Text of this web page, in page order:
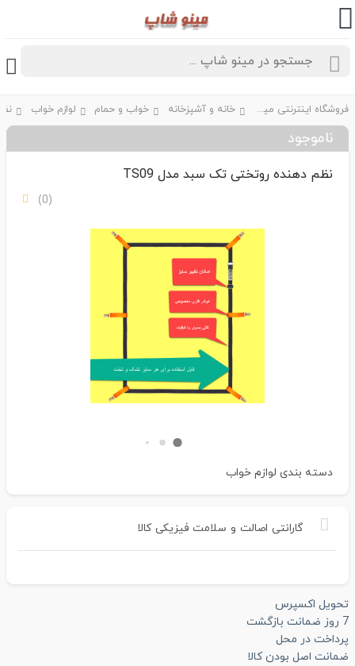
فروشگاه اینترنتی مینو شاپ خانه و آشپزخانه خواب و حمام لوازم خواب
ناموجود
نظم دهنده روتختی تک سبد مدل TS09
(0)
دسته بندی لوازم خواب
گارانتی اصالت و سلامت فیزیکی کالا
تحویل اکسپرس
7 روز ضمانت بازگشت
پرداخت در محل
ضمانت اصل بودن کالا